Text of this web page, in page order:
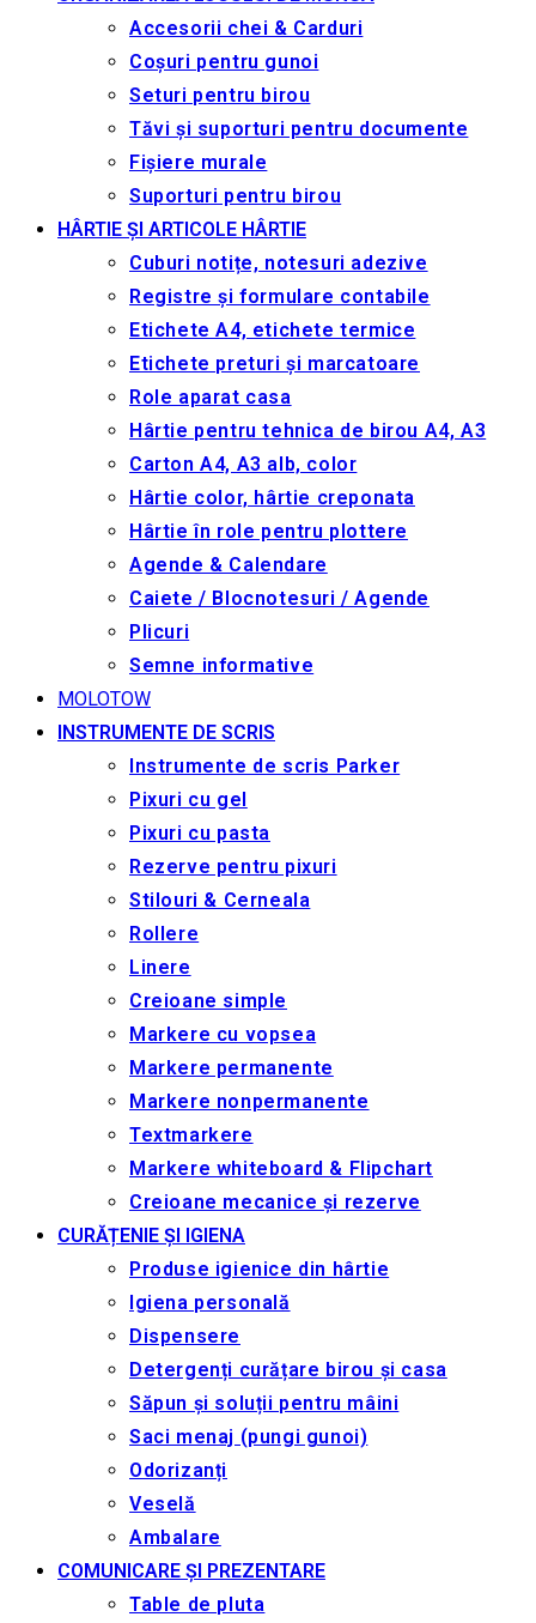
Accesorii chei & Сarduri
Coșuri pentru gunoi
Seturi pentru birou
Tăvi și suporturi pentru documente
Fișiere murale
Suporturi pentru birou
HÂRTIE ȘI ARTICOLE HÂRTIE
Cuburi notițe, notesuri adezive
Registre și formulare contabile
Etichete A4, etichete termice
Etichete preturi și marcatoare
Role aparat casa
Hârtie pentru tehnica de birou A4, A3
Carton A4, A3 alb, color
Hârtie color, hârtie creponata
Hârtie în role pentru plottere
Agende & Calendare
Caiete / Blocnotesuri / Agende
Plicuri
Semne informative
MOLOTOW
INSTRUMENTE DE SCRIS
Instrumente de scris Parker
Pixuri cu gel
Pixuri cu pasta
Rezerve pentru pixuri
Stilouri & Сerneala
Rollere
Linere
Creioane simple
Markere cu vopsea
Markere permanente
Markere nonpermanente
Textmarkere
Markere whiteboard & Flipchart
Creioane mecanice și rezerve
CURĂȚENIE ȘI IGIENA
Produse igienice din hârtie
Igiena personală
Dispensere
Detergenți curățare birou și casa
Săpun și soluții pentru mâini
Saci menaj (pungi gunoi)
Odorizanți
Veselă
Ambalare
COMUNICARE ȘI PREZENTARE
Table de pluta